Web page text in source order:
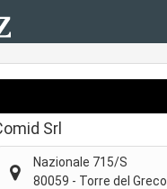
Srl
Nazionale 715/S
80059 - Torre del Greco